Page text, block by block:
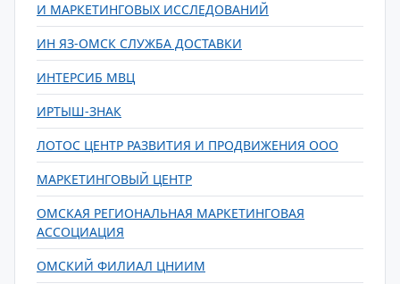
И МАРКЕТИНГОВЫХ ИССЛЕДОВАНИЙ
ИН ЯЗ-ОМСК СЛУЖБА ДОСТАВКИ
ИНТЕРСИБ МВЦ
ИРТЫШ-ЗНАК
ЛОТОС ЦЕНТР РАЗВИТИЯ И ПРОДВИЖЕНИЯ ООО
МАРКЕТИНГОВЫЙ ЦЕНТР
ОМСКАЯ РЕГИОНАЛЬНАЯ МАРКЕТИНГОВАЯ
АССОЦИАЦИЯ
ОМСКИЙ ФИЛИАЛ ЦНИИМ